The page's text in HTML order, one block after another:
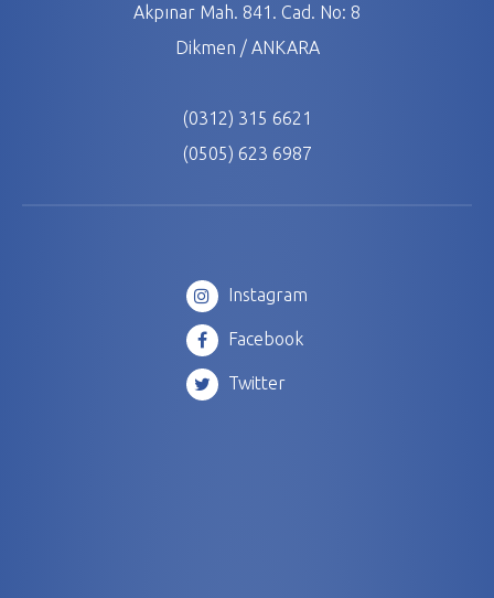
Akpınar Mah. 841. Cad. No: 8
Dikmen / ANKARA
(0312) 315 6621
(0505) 623 6987
Instagram
Facebook
Twitter